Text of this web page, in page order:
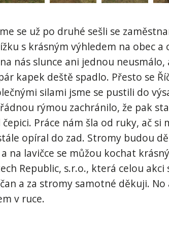
se už po druhé sešli se
s krásným výhledem na obec a
nás slunce ani jednou
kapek deště spadlo. Přesto se
silami jsme se pustili do
rýmou zachránilo, že pak
Práce nám šla od ruky, ač
opíral do zad. Stromy budou
na lavičce se můžou kochat
Republic, s.r.o., která celou
a za stromy samotné děkuji.
v ruce.